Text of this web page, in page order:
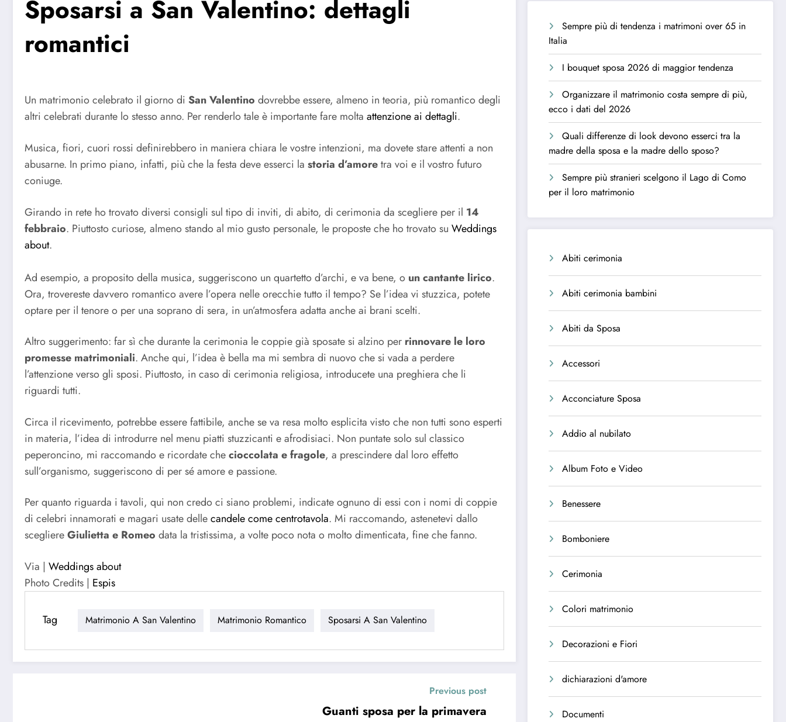
Sposarsi a San Valentino: dettagli
romantici
Un matrimonio celebrato il giorno di San Valentino dovrebbe essere, almeno in teoria, più romantico degli
altri celebrati durante lo stesso anno. Per renderlo tale è importante fare molta attenzione ai dettagli.
Musica, fiori, cuori rossi definirebbero in maniera chiara le vostre intenzioni, ma dovete stare attenti a non
abusarne. In primo piano, infatti, più che la festa deve esserci la storia d’amoretra voi e il vostro futuro
coniuge.
Girando in rete ho trovato diversi consigli sul tipo di inviti, di abito, di cerimonia da scegliere per il 14
febbraio. Piuttosto curiose, almeno stando al mio gusto personale, le proposte che ho trovato su Weddings
about.
Ad esempio, a proposito della musica, suggeriscono un quartetto d’archi, e va bene, o un cantante lirico.
Ora, trovereste davvero romantico avere l’opera nelle orecchie tutto il tempo? Se l’idea vi stuzzica, potete
optare per il tenore o per una soprano di sera, in un’atmosfera adatta anche ai brani scelti.
Altro suggerimento: far sì che durante la cerimonia le coppie già sposate si alzino per rinnovare le loro
promesse matrimoniali. Anche qui, l’idea è bella ma mi sembra di nuovo che si vada a perdere
l’attenzione verso gli sposi. Piuttosto, in caso di cerimonia religiosa, introducete una preghiera che li
riguardi tutti.
Circa il ricevimento, potrebbe essere fattibile, anche se va resa molto esplicita visto che non tutti sono esperti
in materia, l’idea di introdurre nel menu piatti stuzzicanti e afrodisiaci. Non puntate solo sul classico
peperoncino, mi raccomando e ricordate checioccolata e fragole, a prescindere dal loro effetto
sull’organismo, suggeriscono di per sé amore e passione.
Per quanto riguarda i tavoli, qui non credo ci siano problemi, indicate ognuno di essi con i nomi di coppie
di celebri innamorati e magari usate dellecandele come centrotavola. Mi raccomando, astenetevi dallo
scegliereGiulietta e Romeo data la tristissima, a volte poco nota o molto dimenticata, fine che fanno.
Via | Weddings about
Photo Credits | Espis
Tag Matrimonio A San Valentino Matrimonio Romantico Sposarsi A San Valentino
Previous post
Guanti sposa per la primavera
Sempre più di tendenza i matrimoni over 65 in
Italia
I bouquet sposa 2026 di maggior tendenza
Organizzare il matrimonio costa sempre di più,
ecco i dati del 2026
Quali differenze di look devono esserci tra la
madre della sposa e la madre dello sposo?
Sempre più stranieri scelgono il Lago di Como
per il loro matrimonio
Abiti cerimonia
Abiti cerimonia bambini
Abiti da Sposa
Accessori
Acconciature Sposa
Addio al nubilato
Album Foto e Video
Benessere
Bomboniere
Cerimonia
Colori matrimonio
Decorazioni e Fiori
dichiarazioni d'amore
Documenti